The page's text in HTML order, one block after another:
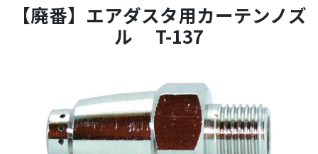
【廃番】エアダスタ用カーテンノズ
ル T-137